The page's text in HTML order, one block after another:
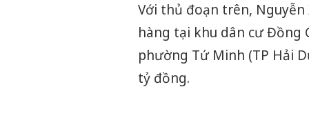
Với thủ đoạn trên, Nguyễn
hàng tại khu dân cư Đồng
phường Tứ Minh (TP Hải
tỷ đồng.